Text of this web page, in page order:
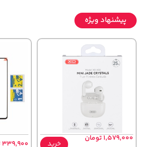
پیشنهاد ویژه
1,579,000 تومان
خرید 339,900 تومان